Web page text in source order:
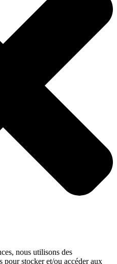
nous utilisons des
pour stocker et/ou accéder aux